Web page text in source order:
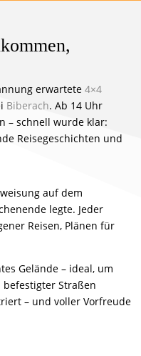
erwartete 4×4
Biberach. Ab 14 Uhr
– schnell wurde klar:
Reisegeschichten und
auf dem
legte. Jeder
Reisen, Plänen für
Gelände – ideal, um
Straßen
– und voller Vorfreude